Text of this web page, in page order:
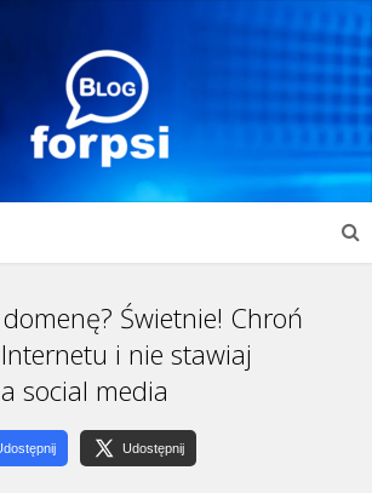
Świetnie! Chroń
i nie stawiaj
social media
Udostępnij